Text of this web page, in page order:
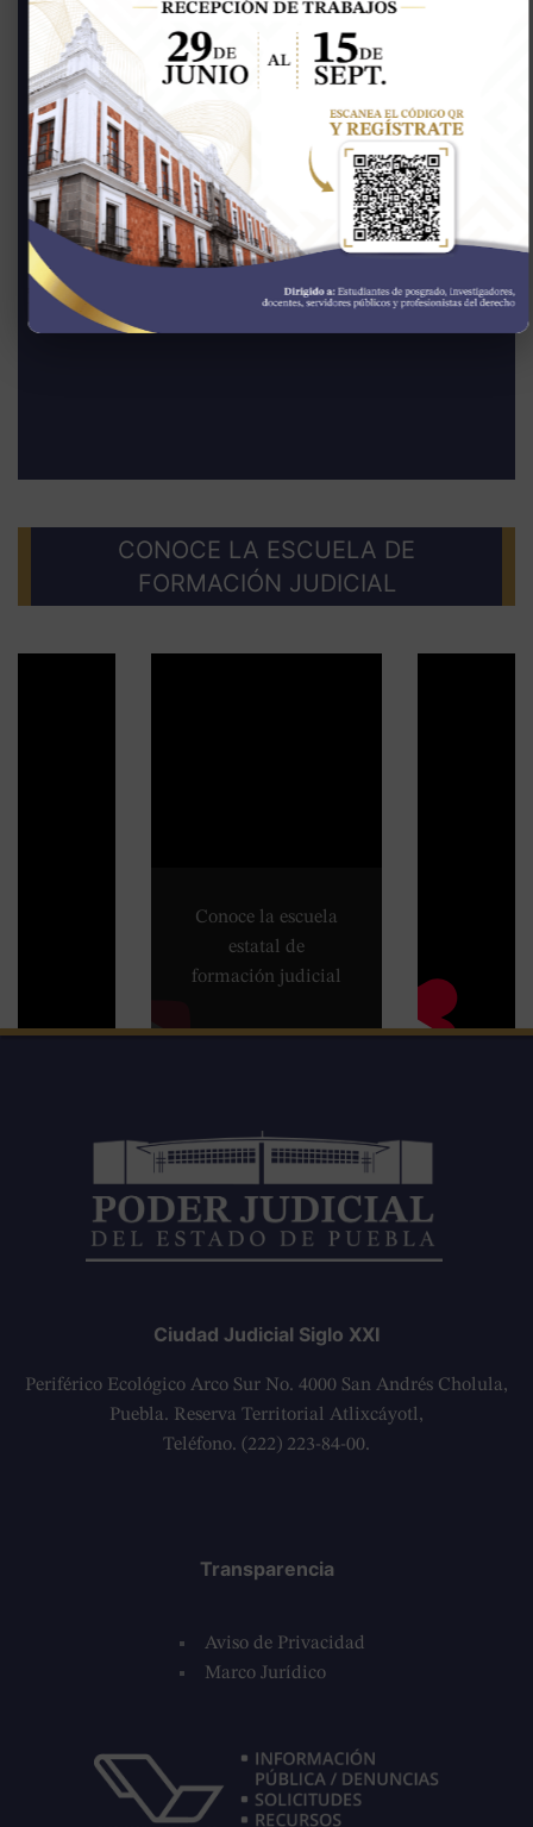
CONOCE LA ESCUELA DE
FORMACIÓN JUDICIAL
Conoce la escuela
estatal de
formación judicial
Ciudad Judicial Siglo XXI
Periférico Ecológico Arco Sur No. 4000 San Andrés Cholula,
Puebla. Reserva Territorial Atlixcáyotl,
Teléfono. (222) 223-84-00.
Transparencia
Aviso de Privacidad
Marco Jurídico